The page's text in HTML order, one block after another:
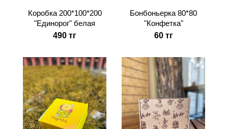
Коробка 200*100*200
"Единорог" белая
490 тг
Бонбоньерка 80*80
"Конфетка"
60 тг